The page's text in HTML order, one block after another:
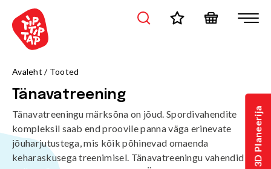
3D Planeerija
Avaleht / Tooted
Tänavatreening
Tänavatreeningu märksõna on jõud. Spordivahendite
kompleksil saab end proovile panna väga erinevate
jõuharjutustega, mis kõik põhinevad omaenda
keharaskusega treenimisel. Tänavatreeningu vahendid on
/tooted/sport-ja-fitness/tanavatreening?page=1&sort=standard